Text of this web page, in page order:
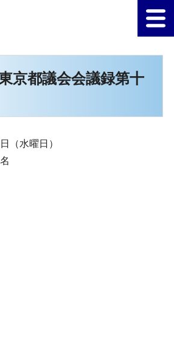
京都議会会議録第十
（水曜日）